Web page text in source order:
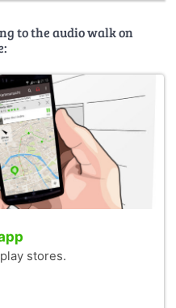
to the audio walk on
stores.